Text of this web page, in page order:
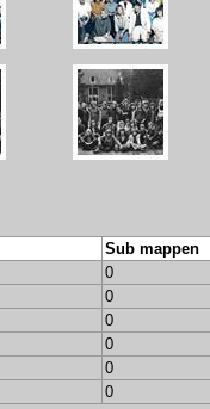
Sub mappen
0
0
0
0
0
0